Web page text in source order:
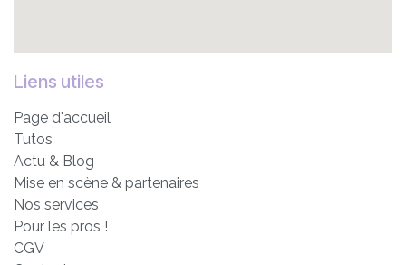
Liens utiles
Page d'accueil
Tutos
Actu & Blog
Mise en scène & partenaires
Nos services
Pour les pros !
CGV